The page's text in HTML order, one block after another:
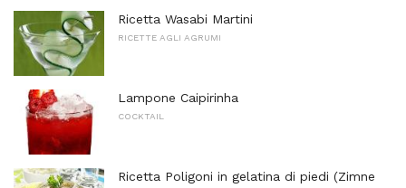
Ricetta Wasabi Martini
RICETTE AGLI AGRUMI
Lampone Caipirinha
COCKTAIL
Ricetta Poligoni in gelatina di piedi (Zimne